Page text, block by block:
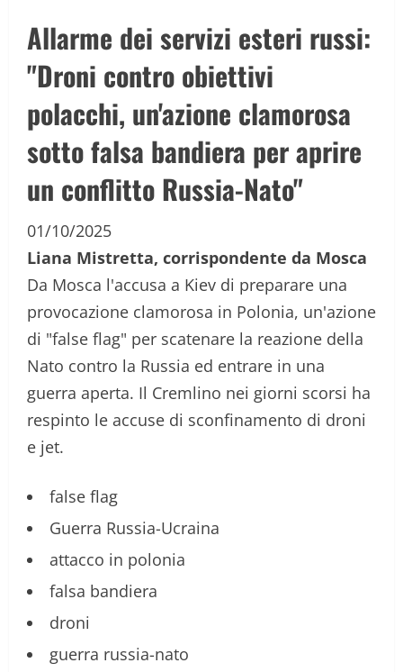
Allarme dei servizi esteri russi:
"Droni contro obiettivi
polacchi, un'azione clamorosa
sotto falsa bandiera per aprire
un conflitto Russia-Nato"
01/10/2025
Liana Mistretta, corrispondente da Mosca
Da Mosca l'accusa a Kiev di preparare una
provocazione clamorosa in Polonia, un'azione
di "false flag" per scatenare la reazione della
Nato contro la Russia ed entrare in una
guerra aperta. Il Cremlino nei giorni scorsi ha
respinto le accuse di sconfinamento di droni
e jet.
false flag
Guerra Russia-Ucraina
attacco in polonia
falsa bandiera
droni
guerra russia-nato